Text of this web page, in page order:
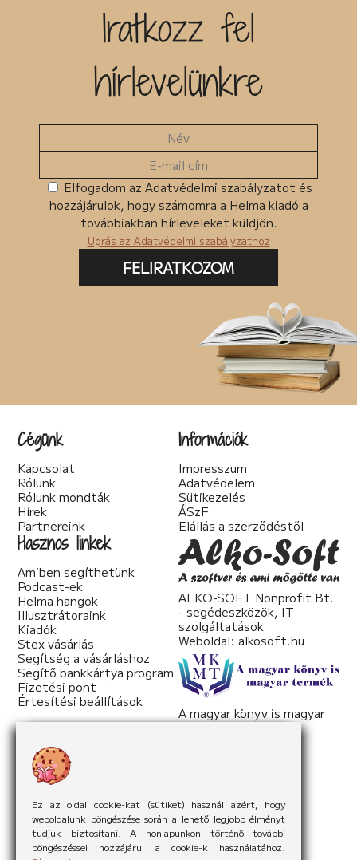
Ez az oldal cookie-kat (sütiket) használ azért, hogy
weboldalunk böngészése során a lehető legjobb élményt
tudjuk biztosítani. A honlapunkon történő további
böngészéssel hozzájárul a cookie-k használatához.
Iratkozz fel
hírlevelünkre
Elfogadom az Adatvédelmi szabályzatot és
hozzájárulok, hogy számomra a Helma kiadó a
továbbiakban hírleveleket küldjön.
Ugrás az Adatvédelmi szabályzathoz
FELIRATKOZOM
Cégünk
Kapcsolat
Rólunk
Rólunk mondták
Hírek
Partnereink
Információk
Impresszum
Adatvédelem
Sütikezelés
ÁSzF
Elállás a szerződéstől
Hasznos linkek
Amiben segíthetünk
Podcast-ek
Helma hangok
Illusztrátoraink
Kiadók
Stex vásárlás
Segítség a vásárláshoz
Segítő bankkártya program
Fizetési pont
Értesítési beállítások
ALKO-SOFT Nonprofit Bt.
- segédeszközök, IT
szolgáltatások
Weboldal: alkosoft.hu
A magyar könyv is magyar
termék